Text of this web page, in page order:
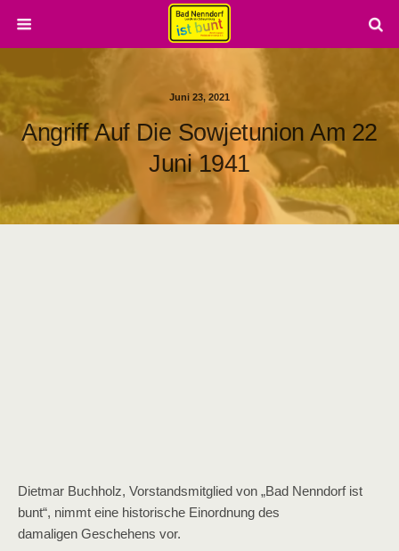
Juni 23, 2021
Angriff Auf Die Sowjetunion Am 22
Juni 1941
Dietmar Buchholz, Vorstandsmitglied von „Bad Nenndorf ist
bunt“, nimmt eine historische Einordnung des
damaligen Geschehens vor.